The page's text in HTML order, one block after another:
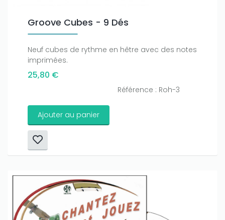
Groove Cubes - 9 Dés
Neuf cubes de rythme en hêtre avec des notes
imprimées.
25,80 €
Référence : Roh-3
Ajouter au panier